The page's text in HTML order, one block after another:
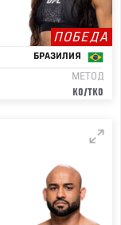
ПОБЕДА
БРАЗИЛИЯ
МЕТОД
KO/TKO